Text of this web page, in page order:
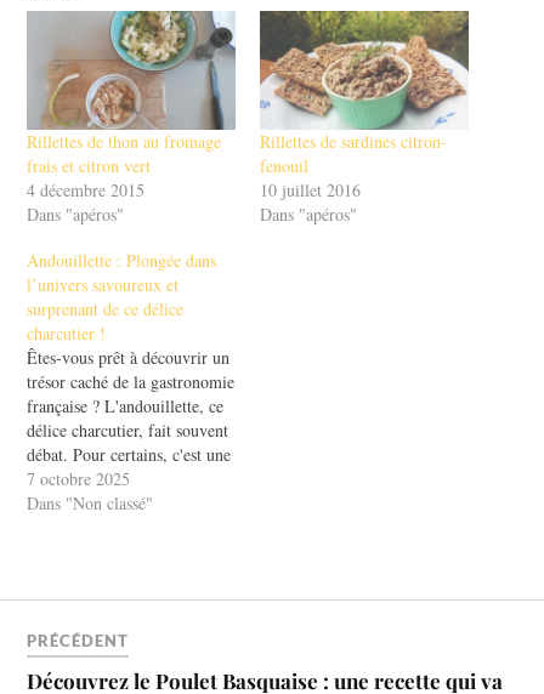
Rillettes de thon au fromage
frais et citron vert
4 décembre 2015
Dans "apéros"
Rillettes de sardines citron-
fenouil
10 juillet 2016
Dans "apéros"
Andouillette : Plongée dans
l’univers savoureux et
surprenant de ce délice
charcutier !
Êtes-vous prêt à découvrir un
trésor caché de la gastronomie
française ? L'andouillette, ce
délice charcutier, fait souvent
débat. Pour certains, c'est une
saucisse savoureuse; pour
d'autres, une curiosité à
explorée. Dans cet article,
7 octobre 2025
Dans "Non classé"
PRÉCÉDENT
Découvrez le Poulet Basquaise : une recette qui va